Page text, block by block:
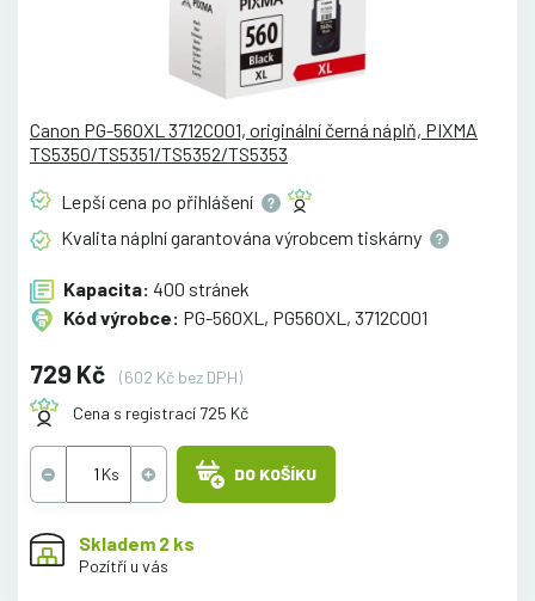
Canon PG-560XL 3712C001, originální černá náplň, PIXMA
TS5350/TS5351/TS5352/TS5353
Lepší cena po přihlášení
Kvalita náplní garantována výrobcem tiskárny
Kapacita: 400 stránek
Kód výrobce: PG-560XL, PG560XL, 3712C001
729 Kč
(602 Kč bez DPH)
Cena s registrací 725 Kč
DO KOŠÍKU
Skladem 2 ks
Pozítří u vás